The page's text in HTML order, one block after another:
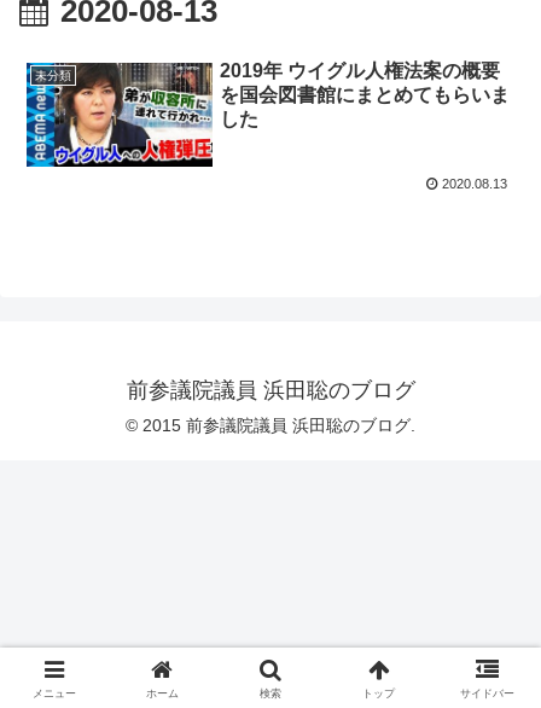
2020-08-13
未分類
2019年 ウイグル人権法案の概要
を国会図書館にまとめてもらいま
した
2020.08.13
前参議院議員 浜田聡のブログ
© 2015 前参議院議員 浜田聡のブログ.
メニュー ホーム 検索 トップ サイドバー